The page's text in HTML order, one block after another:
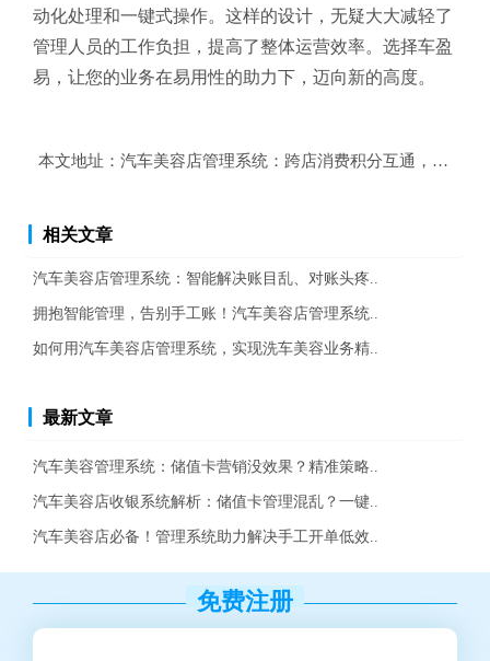
动化处理和一键式操作。这样的设计，无疑大大减轻了
管理人员的工作负担，提高了整体运营效率。选择车盈
易，让您的业务在易用性的助力下，迈向新的高度。
本文地址： 汽车美容店管理系统：跨店消费积分互通，连锁品
相关文章
汽车美容店管理系统：智能解决账目乱、对账头疼..
拥抱智能管理，告别手工账！汽车美容店管理系统..
如何用汽车美容店管理系统，实现洗车美容业务精..
最新文章
汽车美容管理系统：储值卡营销没效果？精准策略..
汽车美容店收银系统解析：储值卡管理混乱？一键..
汽车美容店必备！管理系统助力解决手工开单低效..
免费注册